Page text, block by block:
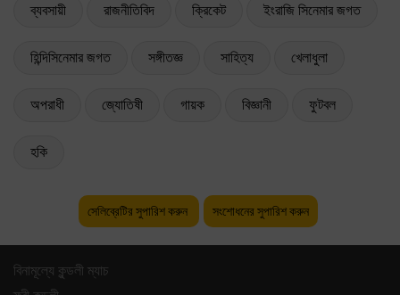
ব্যবসায়ী রাজনীতিবিদ ক্রিকেট ইংরাজি সিনেমার জগত
হিন্দিসিনেমার জগত সঙ্গীতজ্ঞ সাহিত্য খেলাধুলা
অপরাধী জ্যোতিষী গায়ক বিজ্ঞানী ফুটবল
হকি
সেলিব্রেটির সুপারিশ করুন সংশোধনের সুপারিশ করুন
বিনামূল্যে কুন্ডলী ম্যাচ